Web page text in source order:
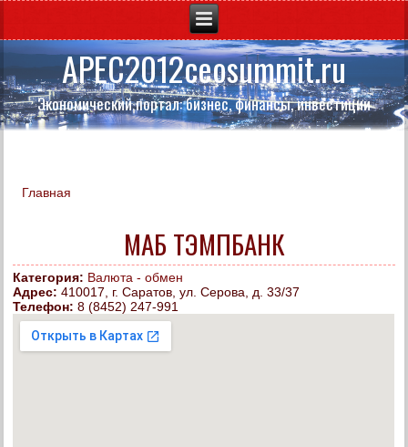
APEC2012ceosummit.ru
Экономический портал: бизнес, финансы, инвестиции
Вы здесь
Главная
МАБ ТЭМПБАНК
Категория: Валюта - обмен
Адрес:410017, г. Саратов, ул. Серова, д. 33/37
Телефон:8 (8452) 247-991